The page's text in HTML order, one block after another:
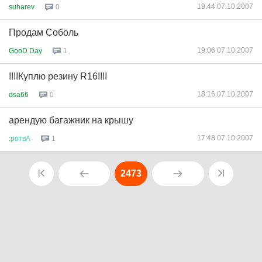
suharev 0 19:44 07.10.2007
Продам Соболь
GooD Day 1 19:06 07.10.2007
!!!!Куплю резину R16!!!!
dsa66 0 18:16 07.10.2007
арендую багажник на крышу
:ротвА 1 17:48 07.10.2007
2473